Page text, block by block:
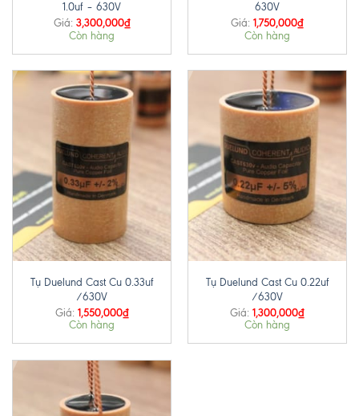
1.0uf – 630V
Giá: 3,300,000₫
Còn hàng
630V
Giá: 1,750,000₫
Còn hàng
Tụ Duelund Cast Cu 0.33uf
/630V
Giá: 1,550,000₫
Còn hàng
Tụ Duelund Cast Cu 0.22uf
/630V
Giá: 1,300,000₫
Còn hàng